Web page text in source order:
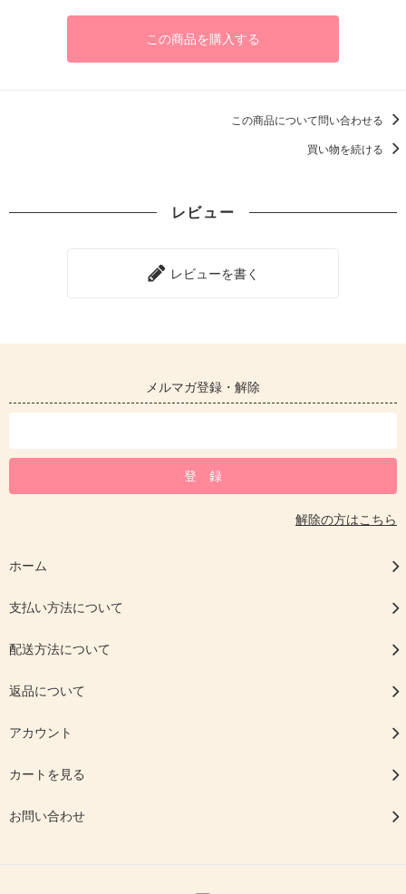
この商品を購入する
この商品について問い合わせる
買い物を続ける
レビュー
レビューを書く
メルマガ登録・解除
解除の方はこちら
ホーム
支払い方法について
配送方法について
返品について
アカウント
カートを見る
お問い合わせ